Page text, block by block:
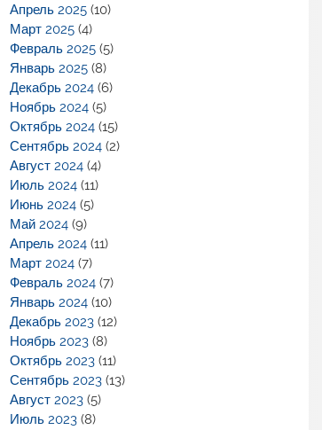
Апрель 2025 (10)
Март 2025 (4)
Февраль 2025 (5)
Январь 2025 (8)
Декабрь 2024 (6)
Ноябрь 2024 (5)
Октябрь 2024 (15)
Сентябрь 2024 (2)
Август 2024 (4)
Июль 2024 (11)
Июнь 2024 (5)
Май 2024 (9)
Апрель 2024 (11)
Март 2024 (7)
Февраль 2024 (7)
Январь 2024 (10)
Декабрь 2023 (12)
Ноябрь 2023 (8)
Октябрь 2023 (11)
Сентябрь 2023 (13)
Август 2023 (5)
Июль 2023 (8)